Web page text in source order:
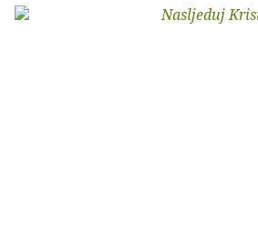
Nasljeduj